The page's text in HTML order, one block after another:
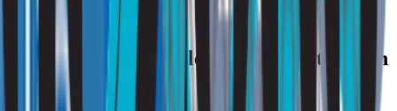
4. Voorkomen en oplossen van wietgeur in